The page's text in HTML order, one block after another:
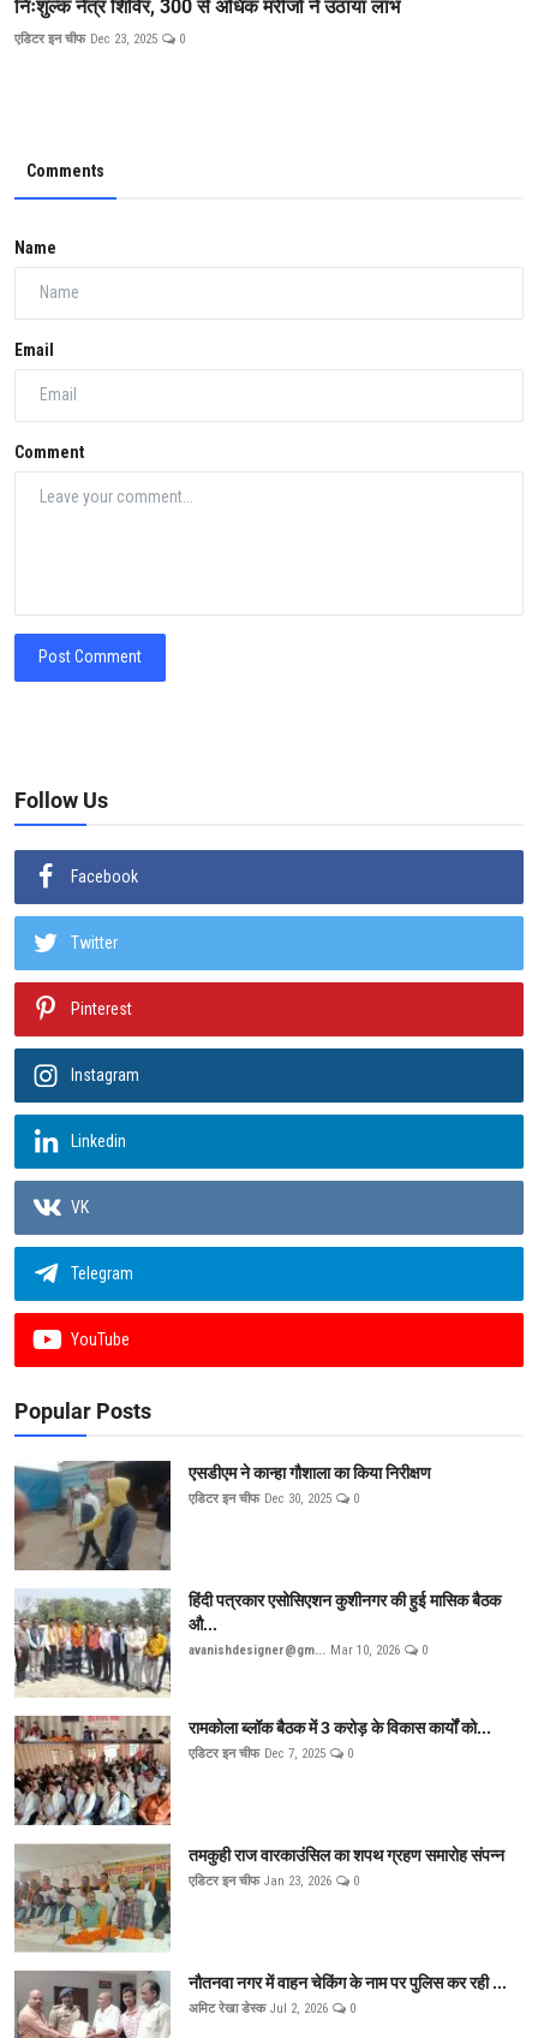
निःशुल्क नेत्र शिविर, 300 से अधिक मरीजों ने उठाया लाभ
एडिटर इन चीफ Dec 23, 2025 0
Comments
Name
Email
Comment
Post Comment
Follow Us
Facebook
Twitter
Pinterest
Instagram
Linkedin
VK
Telegram
YouTube
Popular Posts
एसडीएम ने कान्हा गौशाला का किया निरीक्षण
एडिटर इन चीफ Dec 30, 2025 0
हिंदी पत्रकार एसोसिएशन कुशीनगर की हुई मासिक बैठक
औ...
avanishdesigner@gm... Mar 10, 2026 0
रामकोला ब्लॉक बैठक में 3 करोड़ के विकास कार्यों को...
एडिटर इन चीफ Dec 7, 2025 0
तमकुही राज वारकाउंसिल का शपथ ग्रहण समारोह संपन्न
एडिटर इन चीफ Jan 23, 2026 0
नौतनवा नगर में वाहन चेकिंग के नाम पर पुलिस कर रही ...
अमिट रेखा डेस्क Jul 2, 2026 0